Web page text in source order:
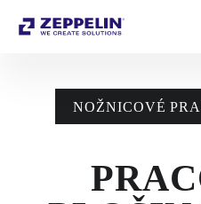
STROJE PRE
MALÁ
NOŽNICOVÉ